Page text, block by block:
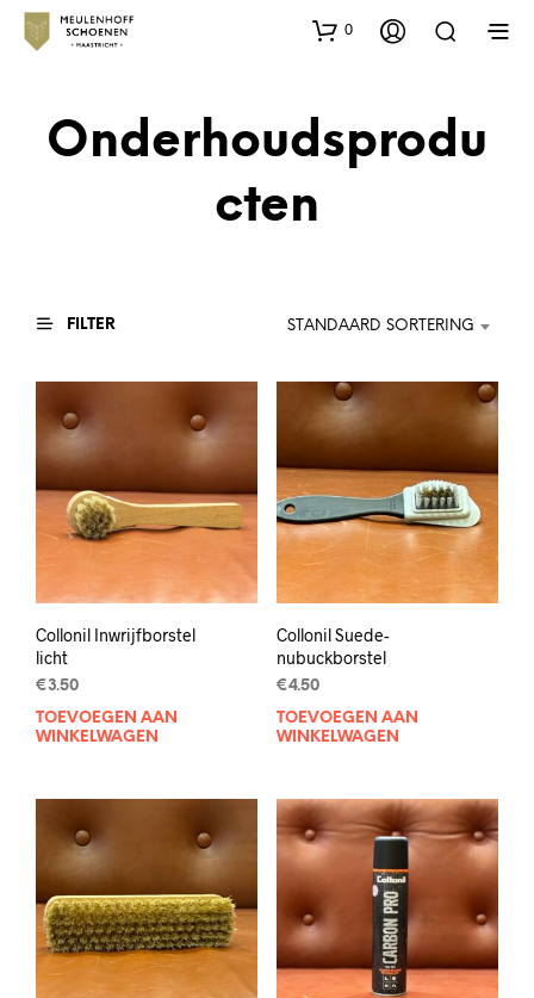
0
Onderhoudsprodu
cten
FILTER STANDAARD SORTERING
Collonil Inwrijfborstel
licht
€3.50
TOEVOEGEN AAN
WINKELWAGEN
Collonil Suede-
nubuckborstel
€4.50
TOEVOEGEN AAN
WINKELWAGEN